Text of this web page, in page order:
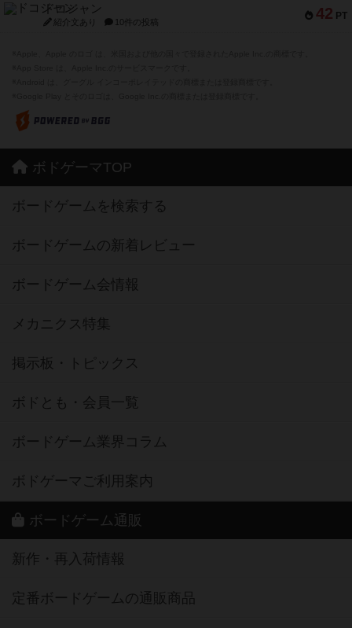
42 PT
ドコジャン
紹介文あり 10件の投稿
ボドゲーマTOP
ボードゲームを検索する
ボードゲームの新着レビュー
ボードゲーム会情報
メカニクス特集
掲示板・トピックス
ボドとも・会員一覧
ボードゲーム業界コラム
ボドゲーマご利用案内
ボードゲーム通販
新作・再入荷情報
定番ボードゲームの通販商品